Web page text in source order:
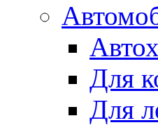
Для
Для